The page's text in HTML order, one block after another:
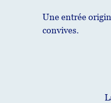
Une entrée
convives.